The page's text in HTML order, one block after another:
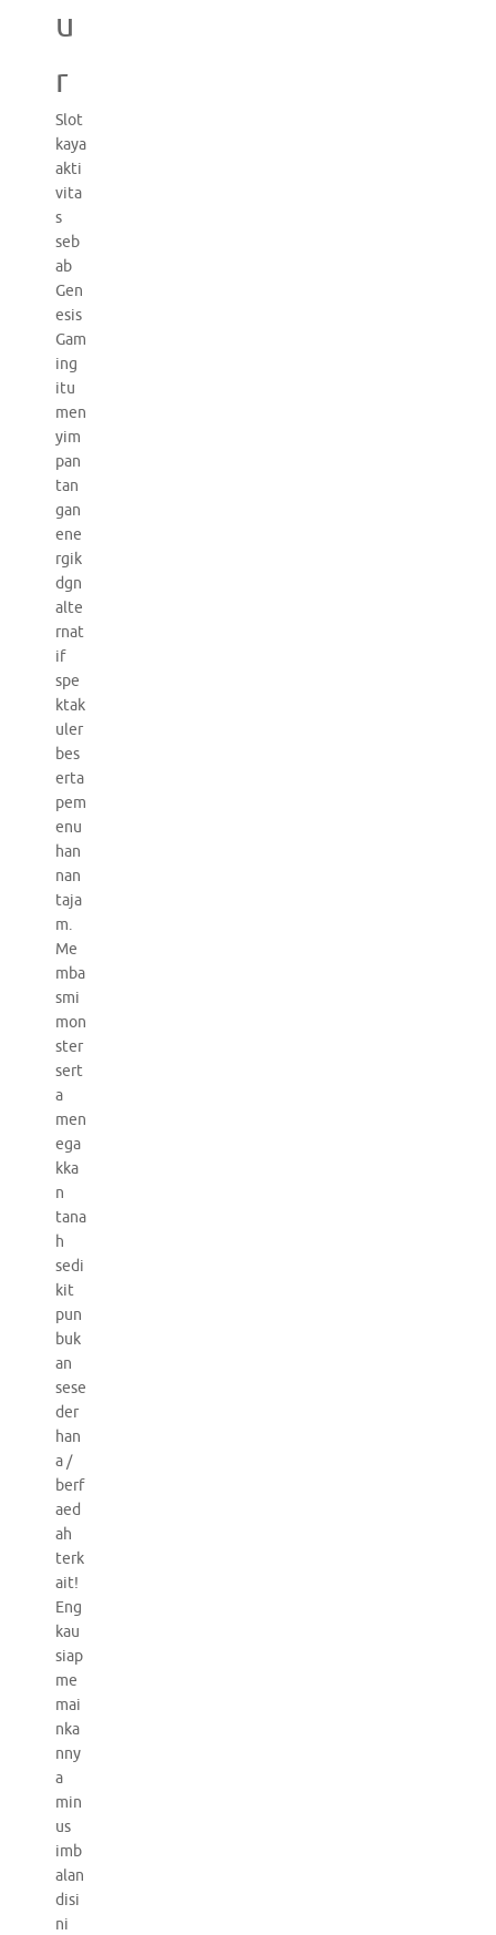
u
r
Slot
kaya
akti
vita
s
seb
ab
Gen
esis
Gam
ing
itu
men
yim
pan
tan
gan
ene
rgik
dgn
alte
rnat
if
spe
ktak
uler
bes
erta
pem
enu
han
nan
taja
m.
Me
mba
smi
mon
ster
sert
a
men
ega
kka
n
tana
h
sedi
kit
pun
buk
an
sese
der
han
a /
berf
aed
ah
terk
ait!
Eng
kau
siap
me
mai
nka
nny
a
min
us
imb
alan
disi
ni